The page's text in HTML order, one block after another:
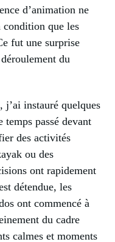
d’animation ne
condition que les
fut une surprise
du
j’ai instauré quelques
passé devant
des activités
ou des
ont rapidement
détendue, les
ont commencé à
du cadre
calmes et moments